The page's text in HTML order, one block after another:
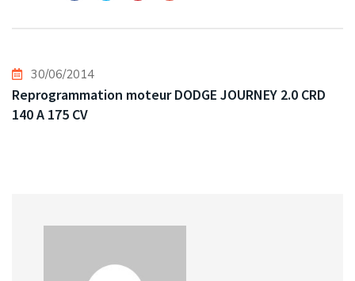
30/06/2014
Reprogrammation moteur DODGE JOURNEY 2.0 CRD
140 A 175 CV